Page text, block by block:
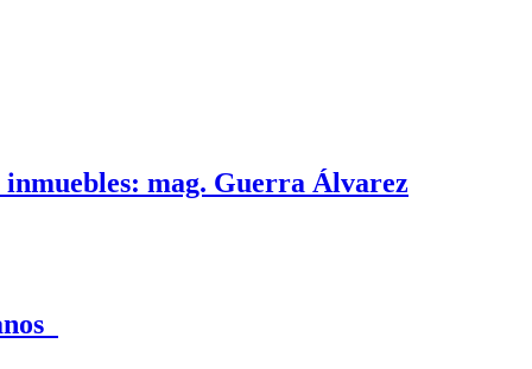
mag. Guerra Álvarez